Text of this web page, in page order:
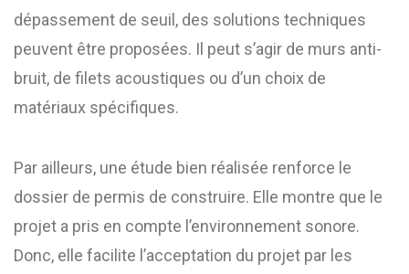
dépassement de seuil, des solutions techniques
peuvent être proposées. Il peut s’agir de murs anti-
bruit, de filets acoustiques ou d’un choix de
matériaux spécifiques.
Par ailleurs, une étude bien réalisée renforce le
dossier de permis de construire. Elle montre que le
projet a pris en compte l’environnement sonore.
Donc, elle facilite l’acceptation du projet par les